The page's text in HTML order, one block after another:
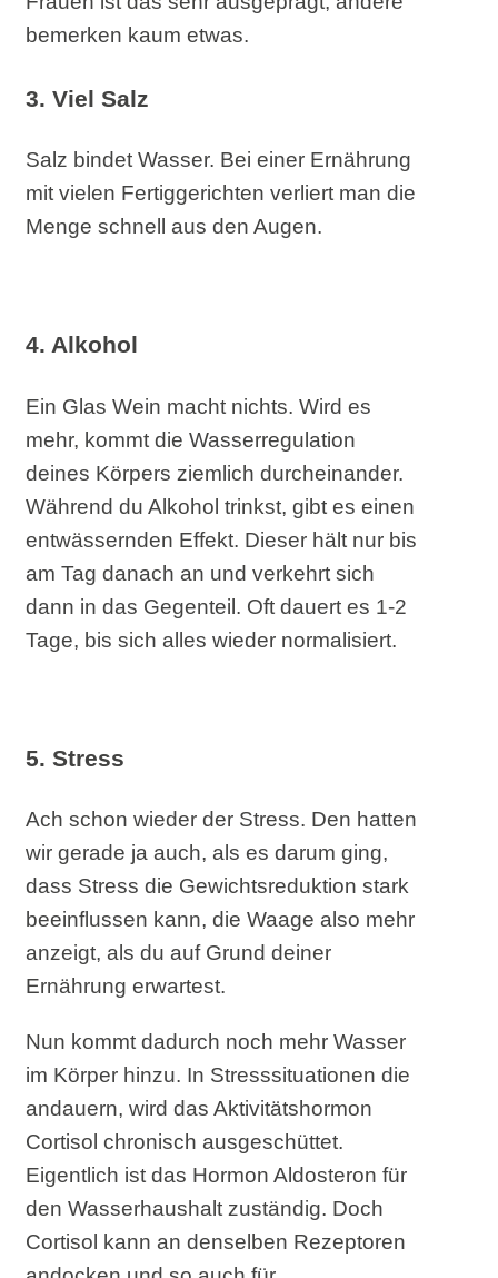
bemerken kaum etwas.
3. Viel Salz
Salz bindet Wasser. Bei einer Ernährung
mit vielen Fertiggerichten verliert man die
Menge schnell aus den Augen.
4. Alkohol
Ein Glas Wein macht nichts. Wird es
mehr, kommt die Wasserregulation
deines Körpers ziemlich durcheinander.
Während du Alkohol trinkst, gibt es einen
entwässernden Effekt. Dieser hält nur bis
am Tag danach an und verkehrt sich
dann in das Gegenteil. Oft dauert es 1-2
Tage, bis sich alles wieder normalisiert.
5. Stress
Ach schon wieder der Stress. Den hatten
wir gerade ja auch, als es darum ging,
dass Stress die Gewichtsreduktion stark
beeinflussen kann, die Waage also mehr
anzeigt, als du auf Grund deiner
Ernährung erwartest.
Nun kommt dadurch noch mehr Wasser
im Körper hinzu. In Stresssituationen die
andauern, wird das Aktivitätshormon
Cortisol chronisch ausgeschüttet.
Eigentlich ist das Hormon Aldosteron für
den Wasserhaushalt zuständig. Doch
Cortisol kann an denselben Rezeptoren